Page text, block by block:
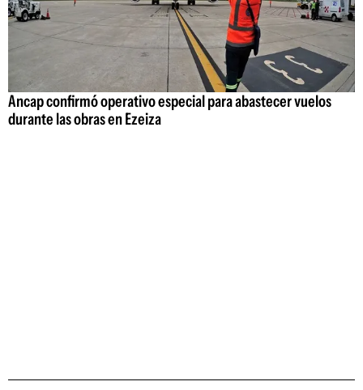
Ancap confirmó operativo especial para abastecer vuelos
durante las obras en Ezeiza